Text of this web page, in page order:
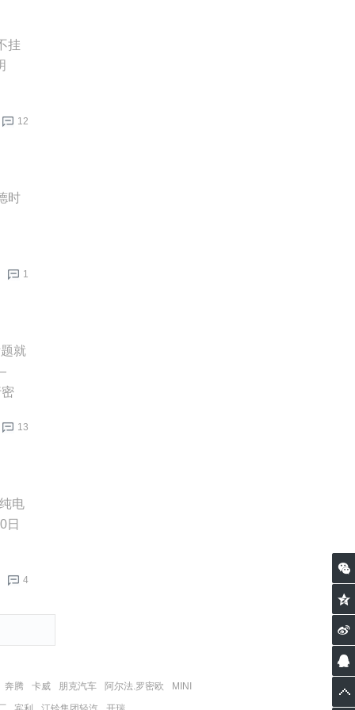
挂
12
时
1
就
13
电
日
4
奔腾 卡威 朋克汽车 阿尔法.罗密欧
MINI